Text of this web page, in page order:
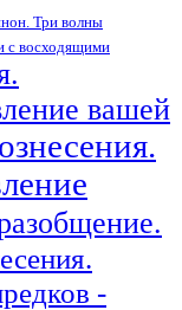
Три волны
с восходящими
вашей
-